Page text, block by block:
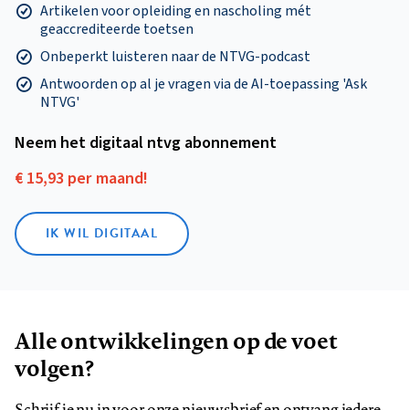
Artikelen voor opleiding en nascholing mét
geaccrediteerde toetsen
Onbeperkt luisteren naar de NTVG-podcast
Antwoorden op al je vragen via de AI-toepassing 'Ask
NTVG'
Neem het digitaal ntvg abonnement
€ 15,93 per maand!
IK WIL DIGITAAL
Alle ontwikkelingen op de voet
volgen?